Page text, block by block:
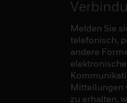
Melden Sie
telefonisch,
andere
Mitteilungen
zu erhalten,